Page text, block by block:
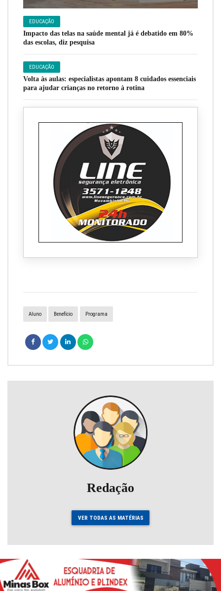
EDUCAÇÃO
Impacto das telas na saúde mental já é debatido em 80%
das escolas, diz pesquisa
EDUCAÇÃO
Volta às aulas: especialistas apontam 8 cuidados essenciais
para ajudar crianças no retorno à rotina
Aluno Benefício Programa
Redação
VER TODAS AS MATÉRIAS